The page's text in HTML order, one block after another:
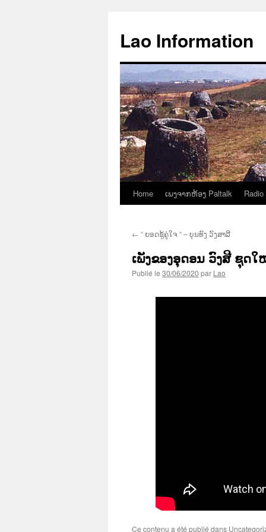
contenu
Lao Information
Home ເພງຈາກຫ້ອງ Paltalk Radio
← “ ຍອດຊູ້ຄູ່ໃຈ “ – ບຸນທົງ ວົງສາລີ
ເພັງຂອງອຸດອນ ວົງສີ ຊຸດ
Publié le 30/06/2020 par Lao
Ce contenu a été publié dans